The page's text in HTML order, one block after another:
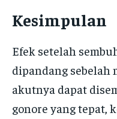
Kesimpulan
Efek setelah
dipandang sebelah
akutnya dapat
gonore yang tepat,